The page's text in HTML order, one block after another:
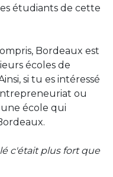
étudiants de cette
Bordeaux est
écoles de
si tu es intéressé
ou
école qui
c'était plus fort que